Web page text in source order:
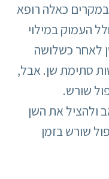
כאלה רופא
העמוק במילוי
לאחר כשלושה
סתימת שן. אבל,
שורש.
ולהציל את השן
שורש בזמן